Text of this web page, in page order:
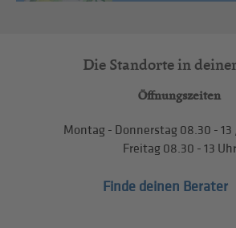
Die Standorte in
Öffnungszeiten
Montag - Donnerstag 08.30 - 13
Freitag 08.30 - 13 Uhr
Finde deinen Berater